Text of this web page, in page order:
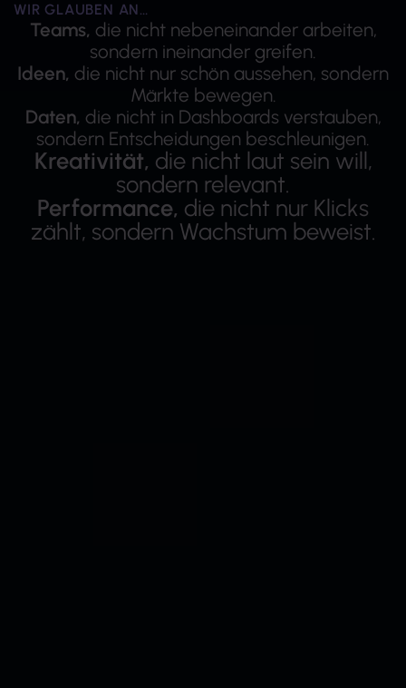
WIR GLAUBEN AN…
Teams, die nicht nebeneinander arbeiten,
sondern ineinander greifen.
Ideen, die nicht nur schön aussehen, sondern
Märkte bewegen.
Daten, die nicht in Dashboards verstauben,
sondern Entscheidungen beschleunigen.
Kreativität, die nicht laut sein will,
sondern relevant.
Performance, die nicht nur Klicks
zählt, sondern Wachstum beweist.